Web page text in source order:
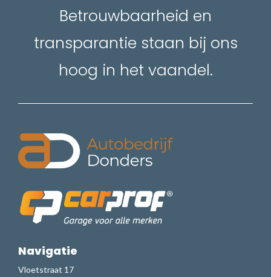
Betrouwbaarheid en
transparantie staan bij ons
hoog in het vaandel.
Navigatie
Vloetstraat 17